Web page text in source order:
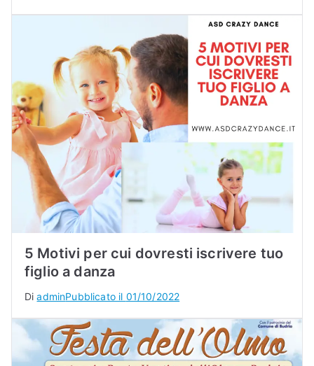
5 Motivi per cui dovresti iscrivere tuo
figlio a danza
DiadminPubblicato il 01/10/2022